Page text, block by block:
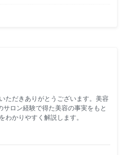
ただきありがとうございます。美容
サロン経験で得た美容の事実をもと
わかりやすく解説します。